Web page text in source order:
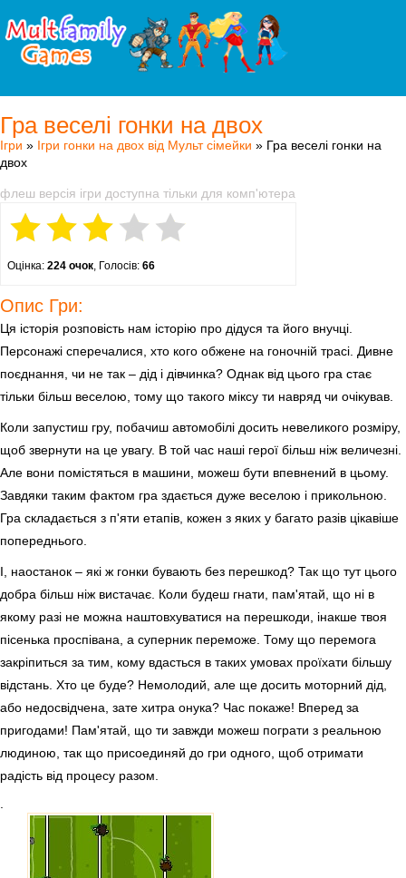
Гра веселі гонки на двох
Ігри » Ігри гонки на двох від Мульт сімейки » Гра веселі гонки на
двох
флеш версія ігри доступна тільки для комп'ютера
Оцінка: 224 очок, Голосів: 66
Опис Гри:
Ця історія розповість нам історію про дідуся та його внучці.
Персонажі сперечалися, хто кого обжене на гоночній трасі. Дивне
поєднання, чи не так – дід і дівчинка? Однак від цього гра стає
тільки більш веселою, тому що такого міксу ти навряд чи очікував.
Коли запустиш гру, побачиш автомобілі досить невеликого розміру,
щоб звернути на це увагу. В той час наші герої більш ніж величезні.
Але вони помістяться в машини, можеш бути впевнений в цьому.
Завдяки таким фактом гра здається дуже веселою і прикольною.
Гра складається з п'яти етапів, кожен з яких у багато разів цікавіше
попереднього.
І, наостанок – які ж гонки бувають без перешкод? Так що тут цього
добра більш ніж вистачає. Коли будеш гнати, пам'ятай, що ні в
якому разі не можна наштовхуватися на перешкоди, інакше твоя
пісенька проспівана, а суперник переможе. Тому що перемога
закріпиться за тим, кому вдасться в таких умовах проїхати більшу
відстань. Хто це буде? Немолодий, але ще досить моторний дід,
або недосвідчена, зате хитра онука? Час покаже! Вперед за
пригодами! Пам'ятай, що ти завжди можеш пограти з реальною
людиною, так що присоединяй до гри одного, щоб отримати
радість від процесу разом.